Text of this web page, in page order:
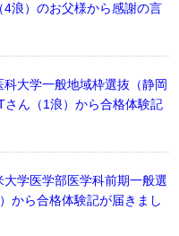
浪）のお父様から感謝の言
科大学一般地域枠選抜（静岡
ん（1浪）から合格体験記
大学医学部医学科前期一般選
から合格体験記が届きまし